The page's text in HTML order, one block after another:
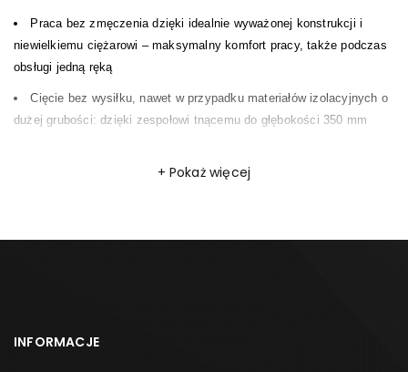
Praca bez zmęczenia dzięki idealnie wyważonej konstrukcji i
niewielkiemu ciężarowi – maksymalny komfort pracy, także podczas
obsługi jedną ręką
Cięcie bez wysiłku, nawet w przypadku materiałów izolacyjnych o
dużej grubości: dzięki zespołowi tnącemu do głębokości 350 mm
pracę dopasowaną do rodzaju materiału
Napięcie akumulatora 18 V
Skok 26,00 mm
Pokaż więcej
INFORMACJE